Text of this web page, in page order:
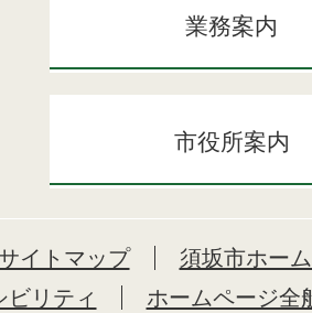
業務案内
市役所案内
サイトマップ
須坂市ホー
ビリティ
ホームページ全